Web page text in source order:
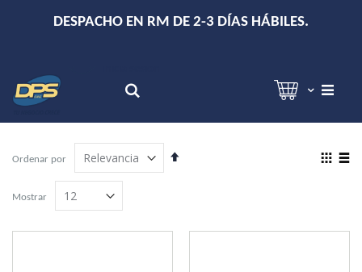
DESPACHO EN RM DE 2-3 DÍAS HÁBILES.
Ordenar por
Establecer
View
Mostrar